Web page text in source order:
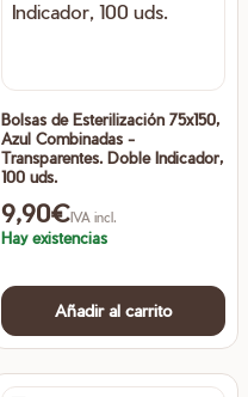
Bolsas de Esterilización 75x150,
Azul Combinadas -
Transparentes. Doble Indicador,
100 uds.
9,90€IVA incl.
Hay existencias
Añadir al carrito